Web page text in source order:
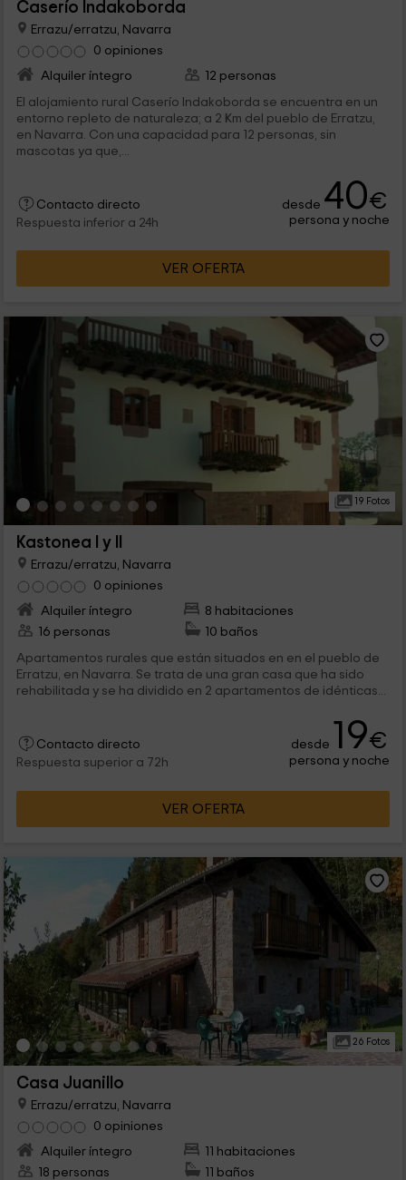
Caserío Indakoborda
Errazu/erratzu, Navarra
0 opiniones
Alquiler íntegro
12 personas
El alojamiento rural Caserío Indakoborda se encuentra en un
entorno repleto de naturaleza; a 2 Km del pueblo de Erratzu,
en Navarra. Con una capacidad para 12 personas, sin
mascotas ya que,...
Contacto directo
Respuesta inferior a 24h
desde 40€
persona y noche
VER OFERTA
19 Fotos
Kastonea I y II
Errazu/erratzu, Navarra
0 opiniones
Alquiler íntegro
8 habitaciones
16 personas
10 baños
Apartamentos rurales que están situados en en el pueblo de
Erratzu, en Navarra. Se trata de una gran casa que ha sido
rehabilitada y se ha dividido en 2 apartamentos de idénticas...
Contacto directo
Respuesta superior a 72h
desde 19€
persona y noche
VER OFERTA
26 Fotos
Casa Juanillo
Errazu/erratzu, Navarra
0 opiniones
Alquiler íntegro
11 habitaciones
18 personas
11 baños